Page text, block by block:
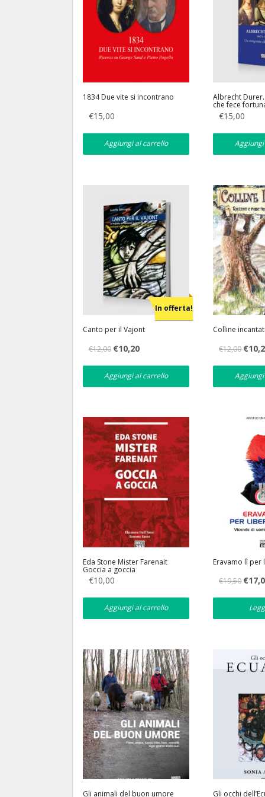
1834 Due vite si incontrano
€15,00
Aggiungi al carrello
Albrecht
che fece
€15,00
In offerta!
Canto per il Vajont
€12,00 Il
prezzo
originale
era:
€10,20Il
attuale
è:
Aggiungi al carrello
Colline
€12,00 Il
prezzo
era:
€
Eda Stone Mister Farenait
Goccia a goccia
€10,00
Aggiungi al carrello
Eravamo lì per
€19,50 Il
era:
€
Gli animali del buon umore Gli occhi